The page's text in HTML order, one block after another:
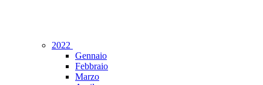
2022
Gennaio
Febbraio
Marzo